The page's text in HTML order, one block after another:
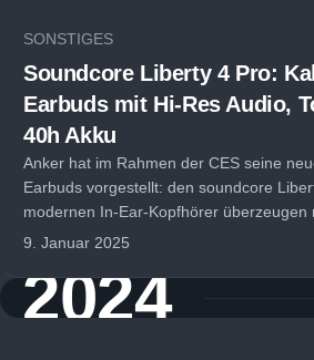
SONSTIGES
Soundcore Liberty 4 Pro:
Earbuds mit Hi-Res Audio,
40h Akku
Anker hat im Rahmen der CES seine
Earbuds vorgestellt: den soundcore
modernen In-Ear-Kopfhörer überzeugen
9. Januar 2025
2024